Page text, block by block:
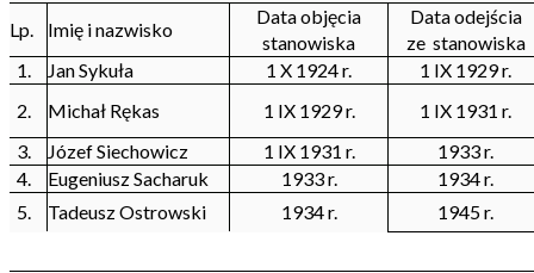
Lp. Imię i nazwisko
Data objęcia
stanowiska
Data odejścia
ze stanowiska
1.
Jan Sykuła 1 X 1924 r.
1 IX 1929 r.
2.
Michał Rękas 1 IX 1929 r.
1 IX 1931 r.
3.
Józef Siechowicz 1 IX 1931 r.
1933 r.
4.
Eugeniusz Sacharuk 1933 r.
1934 r.
5.
Tadeusz Ostrowski 1934 r. 1945 r.